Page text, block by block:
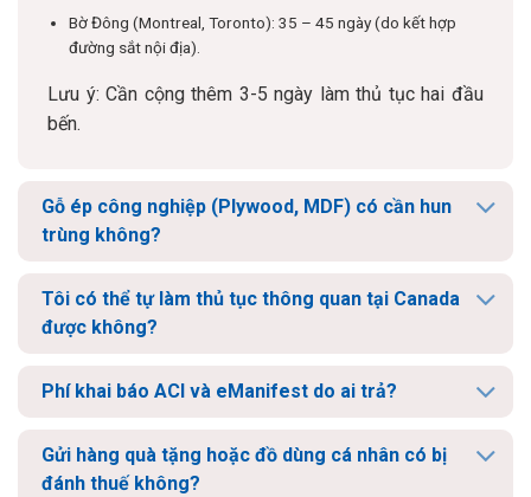
Bờ Đông (Montreal, Toronto): 35 – 45 ngày (do kết hợp
đường sắt nội địa).
Lưu ý: Cần cộng thêm 3-5 ngày làm thủ tục hai đầu
bến.
Gỗ ép công nghiệp (Plywood, MDF) có cần hun
trùng không?
Tôi có thể tự làm thủ tục thông quan tại Canada
được không?
Phí khai báo ACI và eManifest do ai trả?
Gửi hàng quà tặng hoặc đồ dùng cá nhân có bị
đánh thuế không?